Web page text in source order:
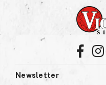
Newsletter